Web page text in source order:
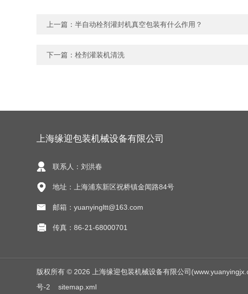
上一篇： 半自动栓剂灌封机真空包装有什么作用？
下一篇： 栓剂灌装机清洗
上海缘迎包装机械设备有限公司
联系人：刘洪春
地址：上海浦东新区祝桥镇金闻路84号
邮箱：yuanyingltt@163.com
传真：86-21-68000701
版权所有 © 2026 上海缘迎包装机械设备有限公司
号-2
sitemap.xml